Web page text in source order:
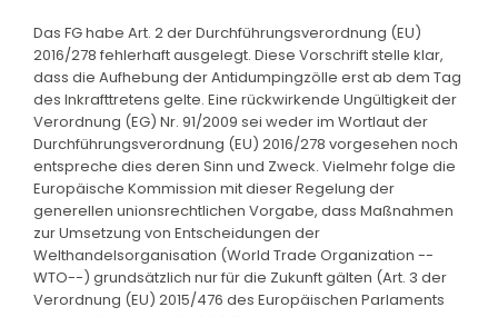
Das FG habe Art. 2 der Durchführungsverordnung (EU)
2016/278 fehlerhaft ausgelegt. Diese Vorschrift stelle klar,
dass die Aufhebung der Antidumpingzölle erst ab dem Tag
des Inkrafttretens gelte. Eine rückwirkende Ungültigkeit der
Verordnung (EG) Nr. 91/2009 sei weder im Wortlaut der
Durchführungsverordnung (EU) 2016/278 vorgesehen noch
entspreche dies deren Sinn und Zweck. Vielmehr folge die
Europäische Kommission mit dieser Regelung der
generellen unionsrechtlichen Vorgabe, dass Maßnahmen
zur Umsetzung von Entscheidungen der
Welthandelsorganisation (World Trade Organization --
WTO--) grundsätzlich nur für die Zukunft gälten (Art. 3 der
Verordnung (EU) 2015/476 des Europäischen Parlaments